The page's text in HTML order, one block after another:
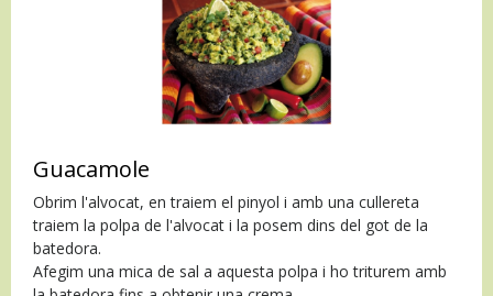
Guacamole
Obrim l'alvocat, en traiem el pinyol i amb una cullereta
traiem la polpa de l'alvocat i la posem dins del got de la
batedora.
Afegim una mica de sal a aquesta polpa i ho triturem amb